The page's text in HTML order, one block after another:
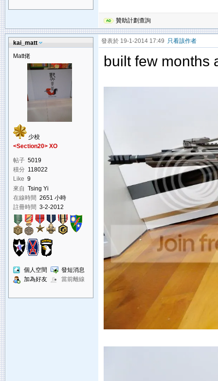
贊助計劃查詢
kai_matt
Matt佬
少校
<Section20> XO
帖子 5019
積分 118022
Like 9
來自 Tsing Yi
在線時間 2651 小時
註冊時間 3-2-2012
個人空間
發短消息
加為好友
當前離線
發表於 19-1-2014 17:49 只看該作者
built few months